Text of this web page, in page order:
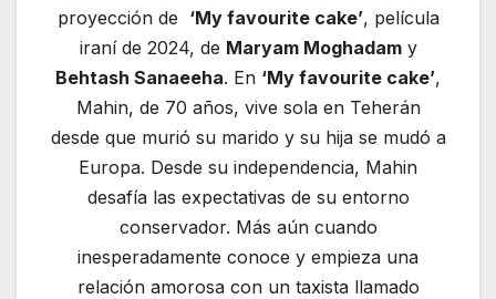
proyección de ‘My favourite cake’, película
iraní de 2024, de Maryam Moghadamy
Behtash Sanaeeha. En ‘My favourite cake’,
Mahin, de 70 años, vive sola en Teherán
desde que murió su marido y su hija se mudó a
Europa. Desde su independencia, Mahin
desafía las expectativas de su entorno
conservador. Más aún cuando
inesperadamente conoce y empieza una
relación amorosa con un taxista llamado